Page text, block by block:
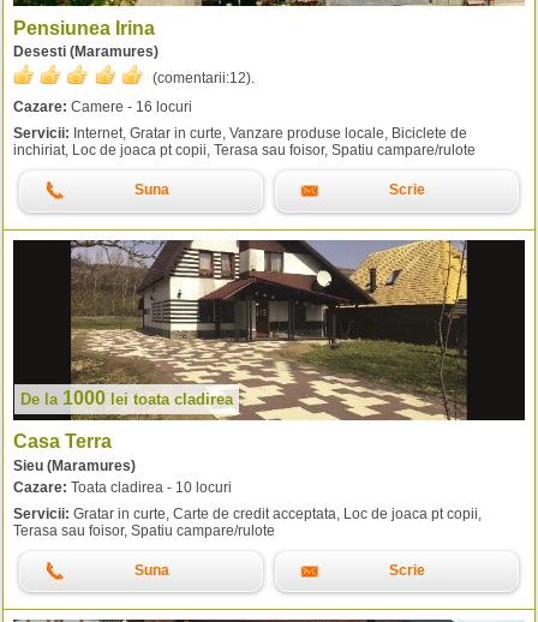
Pensiunea Irina
Desesti (Maramures)
(comentarii:12).
Cazare: Camere - 16 locuri
Servicii: Internet, Gratar in curte, Vanzare produse locale, Biciclete de
inchiriat, Loc de joaca pt copii, Terasa sau foisor, Spatiu campare/rulote
Suna Scrie
De la 1000 lei toata cladirea
Casa Terra
Sieu (Maramures)
Cazare: Toata cladirea - 10 locuri
Servicii: Gratar in curte, Carte de credit acceptata, Loc de joaca pt copii,
Terasa sau foisor, Spatiu campare/rulote
Suna Scrie